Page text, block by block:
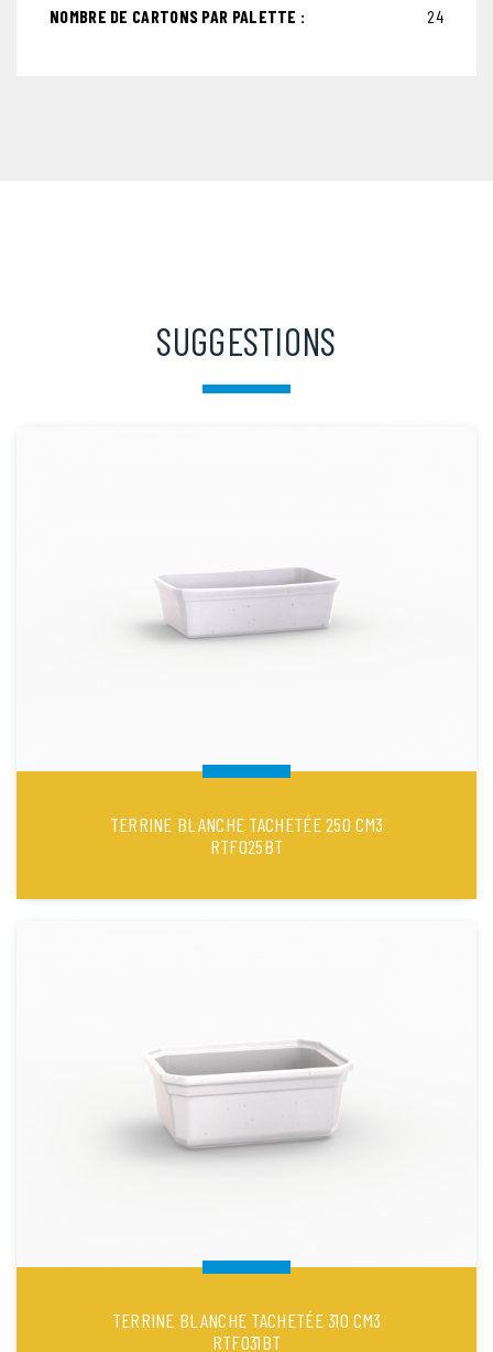
NOMBRE DE CARTONS PAR PALETTE : 24
SUGGESTIONS
TERRINE BLANCHE TACHETÉE 250 CM3
RTF025BT
TERRINE BLANCHE TACHETÉE 310 CM3
RTF031BT